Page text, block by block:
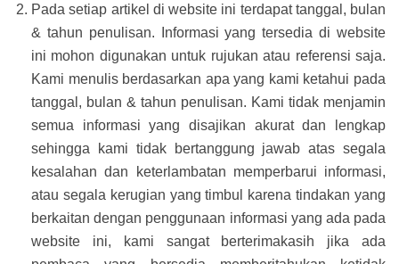
Pada setiap artikel di website ini terdapat tanggal, bulan
& tahun penulisan. Informasi yang tersedia di website
ini mohon digunakan untuk rujukan atau referensi saja.
Kami menulis berdasarkan apa yang kami ketahui pada
tanggal, bulan & tahun penulisan. Kami tidak menjamin
semua informasi yang disajikan akurat dan lengkap
sehingga kami tidak bertanggung jawab atas segala
kesalahan dan keterlambatan memperbarui informasi,
atau segala kerugian yang timbul karena tindakan yang
berkaitan dengan penggunaan informasi yang ada pada
website ini, kami sangat berterimakasih jika ada